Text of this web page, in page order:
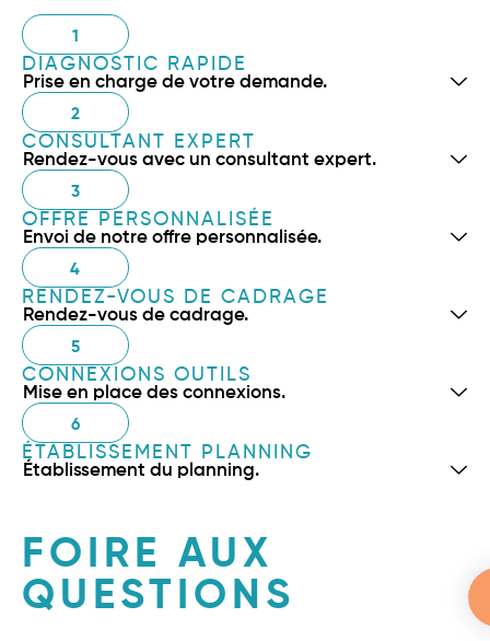
1
DIAGNOSTIC RAPIDE
Prise en charge de votre demande.
2
CONSULTANT EXPERT
Rendez-vous avec un consultant expert.
3
OFFRE PERSONNALISÉE
Envoi de notre offre personnalisée.
4
RENDEZ-VOUS DE CADRAGE
Rendez-vous de cadrage.
5
CONNEXIONS OUTILS
Mise en place des connexions.
6
ÉTABLISSEMENT PLANNING
Établissement du planning.
FOIRE AUX
QUESTIONS